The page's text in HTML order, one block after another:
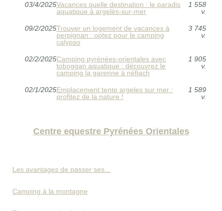
03/4/2025Vacances quelle destination : le paradis
aquatique à argelès-sur-mer
1 558
v.
09/2/2025Trouver un logement de vacances à
perpignan : optez pour le camping
calypso
3 745
v.
02/2/2025Camping pyrénées-orientales avec
toboggan aquatique : découvrez le
camping la garenne à néfiach
1 905
v.
02/1/2025Emplacement tente argeles sur mer :
profitez de la nature !
1 589
v.
Centre equestre Pyrénées Orientales
Les avantages de passer ses...
Camping à la montagne